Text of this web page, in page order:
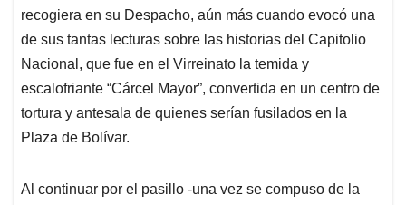
recogiera en su Despacho, aún más cuando evocó una
de sus tantas lecturas sobre las historias del Capitolio
Nacional, que fue en el Virreinato la temida y
escalofriante “Cárcel Mayor”, convertida en un centro de
tortura y antesala de quienes serían fusilados en la
Plaza de Bolívar.
Al continuar por el pasillo -una vez se compuso de la